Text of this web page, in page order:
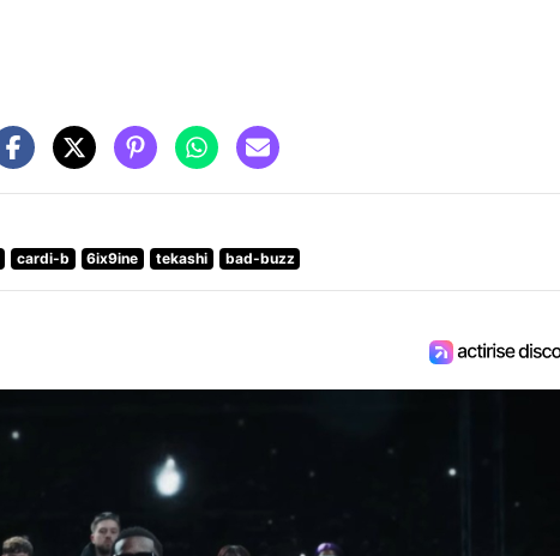
cardi-b 6ix9ine tekashi bad-buzz